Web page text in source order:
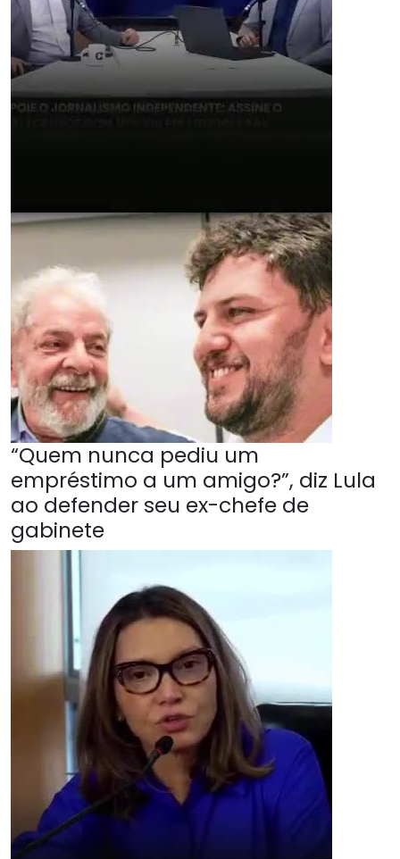
“Quem nunca pediu um
empréstimo a um amigo?”, diz Lula
ao defender seu ex-chefe de
gabinete